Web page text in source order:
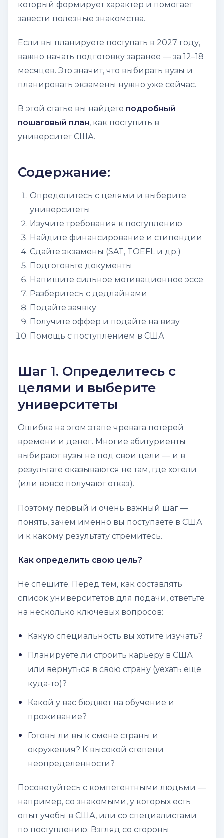
который формирует характер и помогает
завести полезные знакомства.
Если вы планируете поступать в 2027 году,
важно начать подготовку заранее — за 12–18
месяцев. Это значит, что выбирать вузы и
планировать экзамены нужно уже сейчас.
В этой статье вы найдете подробный
пошаговый план, как поступить в
университет США.
Содержание:
Определитесь с целями и выберите
университеты
Изучите требования к поступлению
Найдите финансирование и стипендии
Сдайте экзамены (SAT, TOEFL и др.)
Подготовьте документы
Напишите сильное мотивационное эссе
Разберитесь с дедлайнами
Подайте заявку
Получите оффер и подайте на визу
Помощь с поступлением в США
Шаг 1. Определитесь с
целями и выберите
университеты
Ошибка на этом этапе чревата потерей
времени и денег. Многие абитуриенты
выбирают вузы не под свои цели — и в
результате оказываются не там, где хотели
(или вовсе получают отказ).
Поэтому первый и очень важный шаг —
понять, зачем именно вы поступаете в США
и к какому результату стремитесь.
Как определить свою цель?
Не спешите. Перед тем, как составлять
список университетов для подачи, ответьте
на несколько ключевых вопросов:
Какую специальность вы хотите изучать?
Планируете ли строить карьеру в США
или вернуться в свою страну (уехать еще
куда-то)?
Какой у вас бюджет на обучение и
проживание?
Готовы ли вы к смене страны и
окружения? К высокой степени
неопределенности?
Посоветуйтесь с компетентными людьми —
например, со знакомыми, у которых есть
опыт учебы в США, или со специалистами
по поступлению. Взгляд со стороны